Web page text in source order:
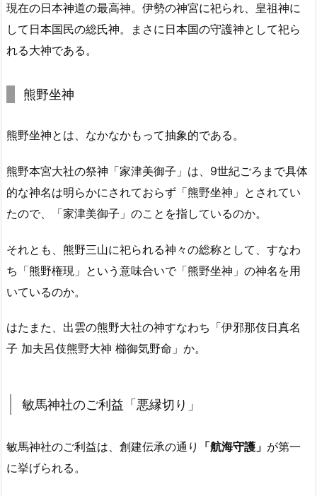
現在の日本神道の最高神。伊勢の神宮に祀られ、皇祖神に
して日本国民の総氏神。まさに日本国の守護神として祀ら
れる大神である。
熊野坐神
熊野坐神とは、なかなかもって抽象的である。
熊野本宮大社の祭神「家津美御子」は、9世紀ごろまで具体
的な神名は明らかにされておらず「熊野坐神」とされてい
たので、「家津美御子」のことを指しているのか。
それとも、熊野三山に祀られる神々の総称として、すなわ
ち「熊野権現」という意味合いで「熊野坐神」の神名を用
いているのか。
はたまた、出雲の熊野大社の神すなわち「伊邪那伎日真名
子 加夫呂伎熊野大神 櫛御気野命」か。
敏馬神社のご利益「悪縁切り」
敏馬神社のご利益は、創建伝承の通り 「航海守護」 が第一
に挙げられる。